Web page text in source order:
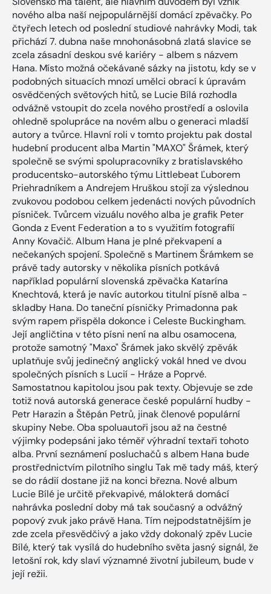
nového alba naší nejpopulárnější domácí zpěvačky. Po
čtyřech letech od poslední studiové nahrávky Modi, tak
přichází 7. dubna naše mnohonásobná zlatá slavice se
zcela zásadní deskou své kariéry - albem s názvem
Hana. Místo možná očekávané sázky na jistotu, kdy se v
podobných situacích mnozí umělci obrací k úpravám
osvědčených světových hitů, se Lucie Bílá rozhodla
odvážně vstoupit do zcela nového prostředí a oslovila
ohledně spolupráce na novém albu o generaci mladší
autory a tvůrce. Hlavní roli v tomto projektu pak dostal
hudební producent alba Martin "MAXO" Šrámek, který
společně se svými spolupracovníky z bratislavského
producentsko-autorského týmu Littlebeat Ľuborem
Priehradníkem a Andrejem Hruškou stojí za výslednou
zvukovou podobou celkem jedenácti nových původních
písniček. Tvůrcem vizuálu nového alba je grafik Peter
Gonda z Event Federation a to s využitím fotografií
Anny Kovačič. Album Hana je plné překvapení a
nečekaných spojení. Společně s Martinem Šrámkem se
právě tady autorsky v několika písních potkává
například populární slovenská zpěvačka Katarína
Knechtová, která je navíc autorkou titulní písně alba -
skladby Hana. Do taneční písničky Primadonna pak
svým rapem přispěla dokonce i Celeste Buckingham.
Její angličtina v této písni není na albu osamocena,
protože samotný "Maxo" Šrámek jako skvělý zpěvák
uplatňuje svůj jedinečný anglický vokál hned ve dvou
společných písních s Lucií - Hráze a Poprvé.
Samostatnou kapitolou jsou pak texty. Objevuje se zde
totiž nová autorská generace české populární hudby -
Petr Harazin a Štěpán Petrů, jinak členové populární
skupiny Nebe. Oba spoluautoři jsou až na čestné
výjimky podepsáni jako téměř výhradní textaři tohoto
alba. První seznámení posluchačů s albem Hana bude
prostřednictvím pilotního singlu Tak mě tady máš, který
se do rádií dostane již na konci března. Nové album
Lucie Bílé je určitě překvapivé, málokterá domácí
nahrávka poslední doby má tak současný a odvážný
popový zvuk jako právě Hana. Tím nejpodstatnějším je
zde zcela přesvědčivý a jako vždy dokonalý zpěv Lucie
Bílé, který tak vysílá do hudebního světa jasný signál, že
letošní rok, kdy slaví významné životní jubileum, bude v
její režii.